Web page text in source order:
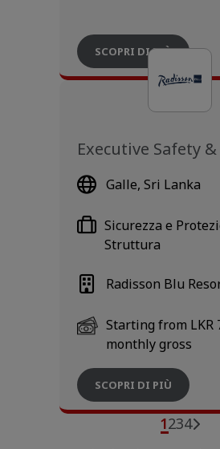
SCOPRI DI PIÙ
Executive Safety
Starting from LKR
monthly gross
Galle, Sri Lanka
Radisson Blu
Sicurezza e
Struttura
SCOPRI DI PIÙ
1234